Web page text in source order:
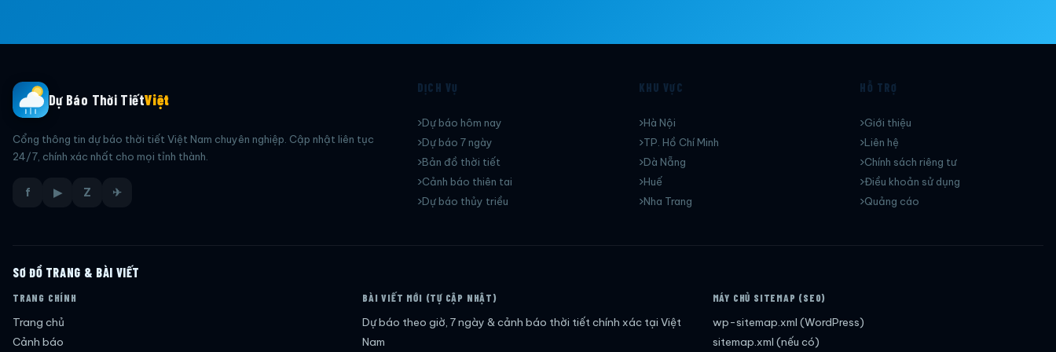
Dự Báo Thời TiếtViệt
Cổng thông tin dự báo thời tiết Việt Nam chuyên nghiệp. Cập nhật liên tục
24/7, chính xác nhất cho mọi tỉnh thành.
f ▶ Z ✈
DỊCH VỤ
Dự báo hôm nay
Dự báo 7 ngày
Bản đồ thời tiết
Cảnh báo thiên tai
Dự báo thủy triều
KHU VỰC
Hà Nội
TP. Hồ Chí Minh
Dà Nẵng
Huế
Nha Trang
HỖ TRỢ
Giới thiệu
Liên hệ
Chính sách riêng tư
Điều khoản sử dụng
Quảng cáo
SƠ ĐỒ TRANG & BÀI VIẾT
TRANG CHÍNH
Trang chủ
Cảnh báo
BÀI VIẾT MỚI (TỰ CẬP NHẬT)
Dự báo theo giờ, 7 ngày & cảnh báo thời tiết chính xác tại Việt
Nam
MÁY CHỦ SITEMAP (SEO)
wp-sitemap.xml (WordPress)
sitemap.xml (nếu có)